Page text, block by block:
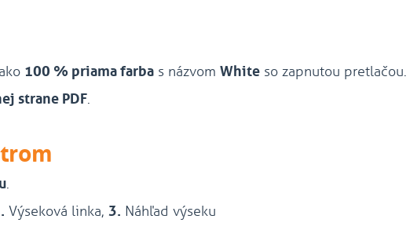
100 % priama farba s názvom White so zapnutou pretlačou.
strane PDF.
.
Výseková linka, 3. Náhľad výseku